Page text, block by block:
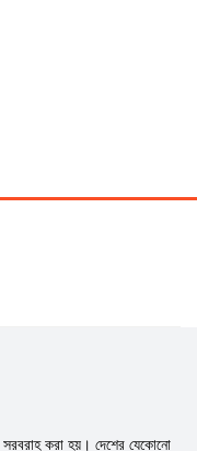
করা হয়। দেশের যেকোনো